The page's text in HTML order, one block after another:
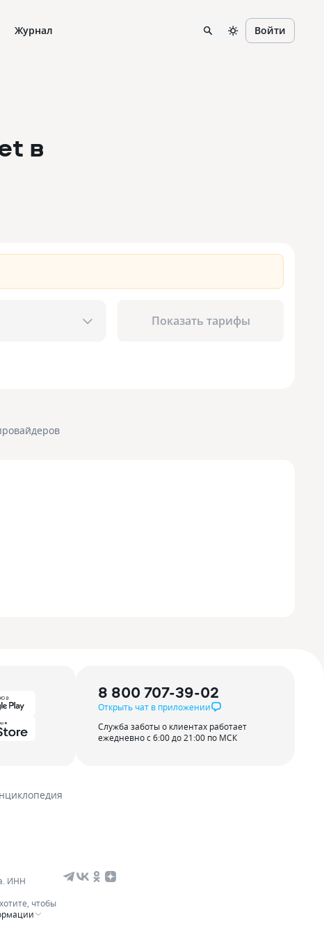
Журнал Войти
в
Показать тарифы
8 800 707-39-02
Открыть чат в приложении
Служба заботы о клиентах работает
ежедневно с 6:00 до 21:00 по МСК
ИНН
чтобы